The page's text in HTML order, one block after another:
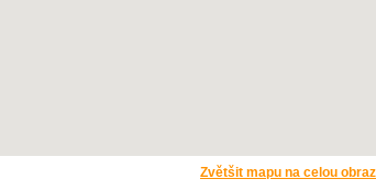
Zvětšit mapu na celou